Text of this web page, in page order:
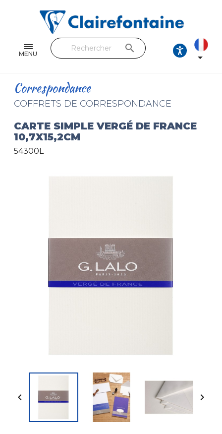
MENU
Feuilles & Copies
Beaux-arts & Dessin
Loisirs créatifs
Cuir & trousses
search

Correspondance
COFFRETS DE CORRESPONDANCE
CARTE SIMPLE VERGÉ DE FRANCE
10,7X15,2CM
54300L
 